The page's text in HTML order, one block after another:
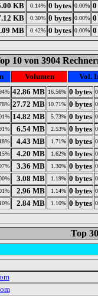
KB 0.14% 0 bytes 0.00% 0
KB 0.30% 0 bytes 0.00% 0
MB 0.42% 0 bytes 0.00% 0
10 von 3904
Volumen
Vol.
42.86 MB 16.56% 0 bytes
27.72 MB 10.71% 0 bytes
14.82 MB 5.73% 0 bytes
6.54 MB 2.53% 0 bytes
4.43 MB 1.71% 0 bytes
4.20 MB 1.62% 0 bytes
3.36 MB 1.30% 0 bytes
3.08 MB 1.19% 0 bytes
2.96 MB 1.14% 0 bytes
2.84 MB 1.10% 0 bytes
Top